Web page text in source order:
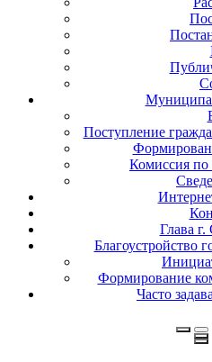
Поступление
Комиссия по
Глава г.
Благоустройство
Формирование
Часто